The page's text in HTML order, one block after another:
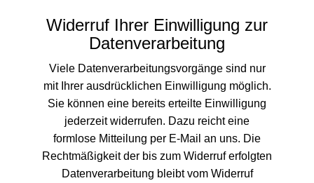
Widerruf Ihrer Einwilligung zur
Datenverarbeitung
Viele Datenverarbeitungsvorgänge sind nur
mit Ihrer ausdrücklichen Einwilligung möglich.
Sie können eine bereits erteilte Einwilligung
jederzeit widerrufen. Dazu reicht eine
formlose Mitteilung per E-Mail an uns. Die
Rechtmäßigkeit der bis zum Widerruf erfolgten
Datenverarbeitung bleibt vom Widerruf